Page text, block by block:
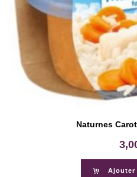
Naturnes
Ajouter